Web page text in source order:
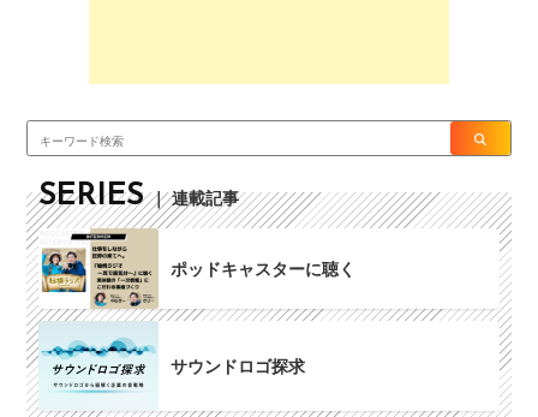
SERIES ｜ 連載記事
ポッドキャスターに聴く
サウンドロゴ探求